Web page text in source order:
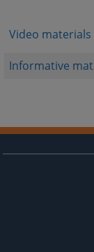
Video materials
Informative